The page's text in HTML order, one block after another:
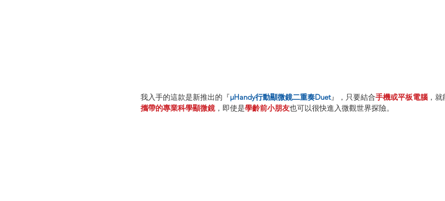
我入手的這款是新推出的『µHandy行動顯微鏡二重奏Duet』，只要結合手機或平板電腦 ，
攜帶的專業科學顯微鏡，即使是學齡前小朋友也可以很快進入微觀世界探險。